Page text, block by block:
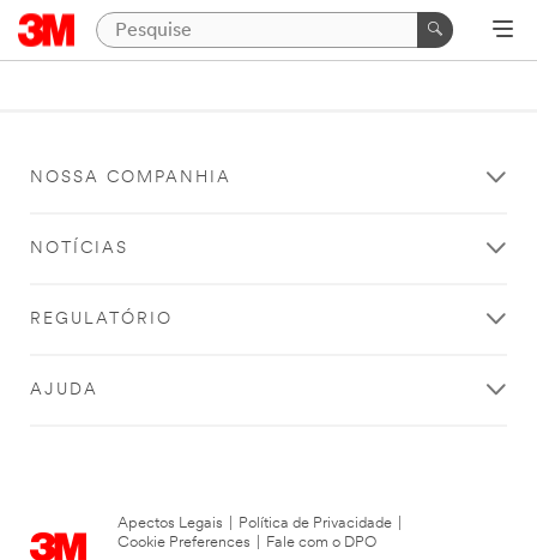
NOSSA COMPANHIA
NOTÍCIAS
REGULATÓRIO
AJUDA
Apectos Legais Política de Privacidade
Cookie Preferences
Fale com o DPO